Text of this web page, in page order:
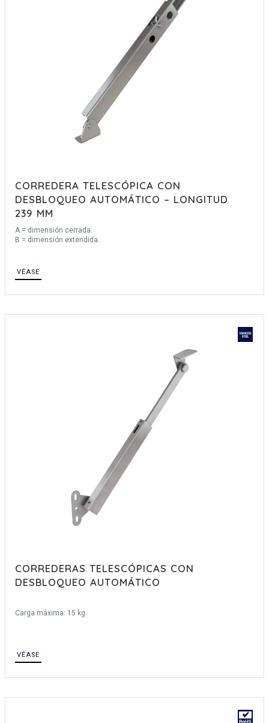
CORREDERA TELESCÓPICA CON
DESBLOQUEO AUTOMÁTICO – LONGITUD
239 MM
A = dimensión cerrada.
B = dimensión extendida.
VÉASE
CORREDERAS TELESCÓPICAS CON
DESBLOQUEO AUTOMÁTICO
Carga máxima: 15 kg.
VÉASE